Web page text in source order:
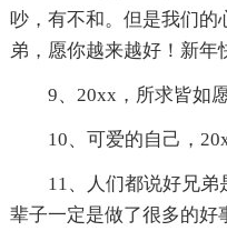
吵，有不和。但是我们
弟，愿你越来越好！新年
9、20xx，所求皆如
10、可爱的自己，
11、人们都说好兄弟
辈子一定是做了很多的好